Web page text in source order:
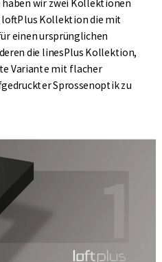
loftPlus Kollektion die mit
einen ursprünglichen
die linesPlus Kollektion,
Variante mit flacher
Sprossenoptik zu